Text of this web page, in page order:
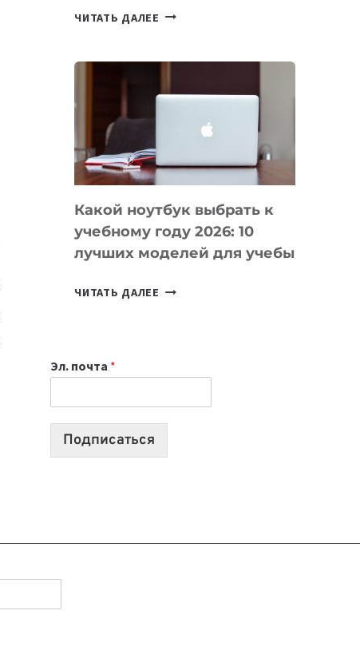
ЧИТАТЬ ДАЛЕЕ
КОТОРЫЕ
СОЗДАВАТЬ
БЕЗ
КОДА
Какой ноутбук выбрать к
учебному году 2026: 10
лучших моделей для учебы
ЧИТАТЬ ДАЛЕЕ КАКОЙ
2026:
10
Эл. почта *
Подписаться